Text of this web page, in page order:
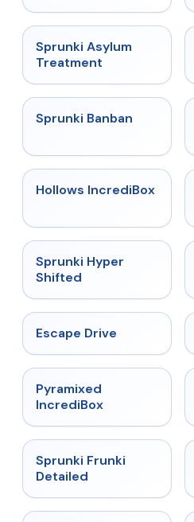
★
Sprunki Asylum
Treatment
★
Sprunki Banban
★ 4.3
Hollows IncrediBox
Sprunki Hyper
Shifted
Escape Drive
Pyramixed
IncrediBox
★
Sprunki Frunki
Detailed